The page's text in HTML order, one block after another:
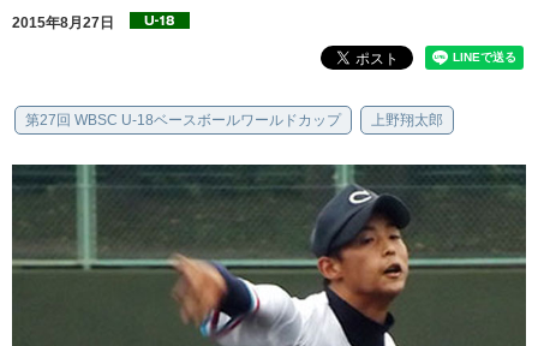
2015年8月27日
第27回 WBSC U-18ベースボールワールドカップ 上野翔太郎